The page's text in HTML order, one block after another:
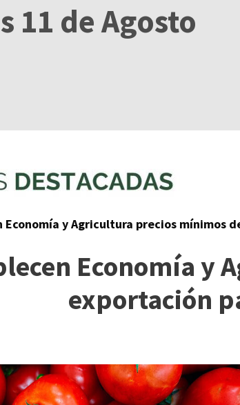
11 de Agosto
Economía y Agricultura precios mínimos
Economía y
exportación